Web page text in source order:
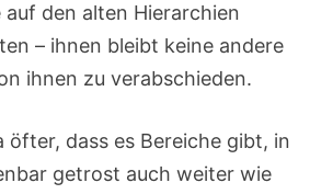
auf den alten Hierarchien
– ihnen bleibt keine andere
ihnen zu verabschieden.
öfter, dass es Bereiche gibt, in
getrost auch weiter wie